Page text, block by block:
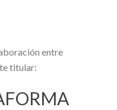
entre
titular: